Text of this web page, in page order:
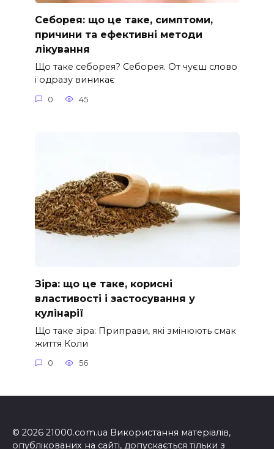
Себорея: що це таке, симптоми,
причини та ефективні методи
лікування
Що таке себорея? Себорея. От чуєш слово
і одразу виникає
0 45
Зіра: що це таке, корисні
властивості і застосування у
кулінарії
Що таке зіра: Приправи, які змінюють смак
життя Коли
0 56
© 2026 21000.com.ua Використання матеріалів,
опублікованих на сайті, допускається тільки з